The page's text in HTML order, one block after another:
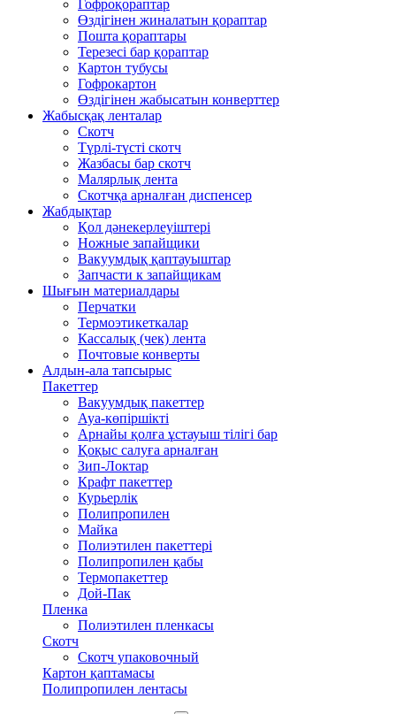
Гофроқораптар
Өздігінен жиналатын қораптар
Пошта қораптары
Терезесі бар қораптар
Картон тубусы
Гофрокартон
Өздігінен жабысатын конверттер
Жабысқақ ленталар
Скотч
Түрлі-түсті скотч
Жазбасы бар скотч
Малярлық лента
Скотчқа арналған диспенсер
Жабдықтар
Қол дәнекерлеуіштері
Ножные запайщики
Вакуумдық қаптауыштар
Запчасти к запайщикам
Шығын материалдары
Перчатки
Термоэтикеткалар
Кассалық (чек) лента
Почтовые конверты
Алдын-ала тапсырыс
Пакеттер
Вакуумдық пакеттер
Ауа-көпіршікті
Арнайы қолға ұстауыш тілігі бар
Қоқыс салуға арналған
Зип-Локтар
Крафт пакеттер
Курьерлік
Полипропилен
Майка
Полиэтилен пакеттері
Полипропилен қабы
Термопакеттер
Дой-Пак
Пленка
Полиэтилен пленкасы
Скотч
Скотч упаковочный
Картон қаптамасы
Полипропилен лентасы